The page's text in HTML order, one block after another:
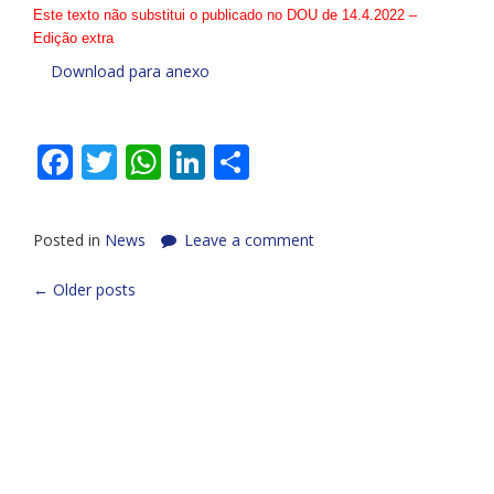
Este texto não substitui o publicado no DOU de 14.4.2022 –
Edição extra
Download para anexo
Facebook
Twitter
WhatsApp
LinkedIn
Posted in News Leave a comment
Posts
← Older posts